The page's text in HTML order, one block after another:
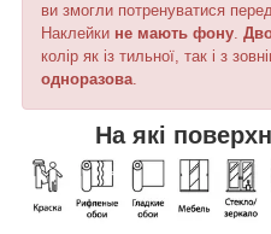
ви змогли потренуватися
Наклейки не мають фону.
колір як із тильної, так і з
одноразова.
На які